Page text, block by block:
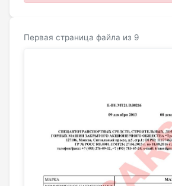
Первая страница файла из 9